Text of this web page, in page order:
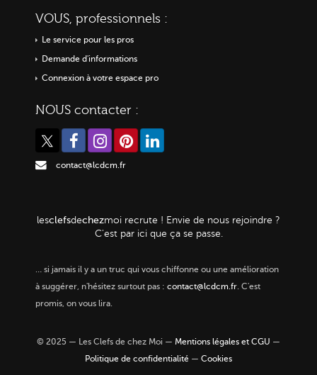
VOUS, professionnels :
Le service pour les pros
Demande d'informations
Connexion à votre espace pro
NOUS contacter :
contact@lcdcm.fr
lesclefsdechezmoi recrute ! Envie de nous rejoindre ?
C'est par ici que ça se passe.
… si jamais il y a un truc qui vous chiffonne ou une amélioration
à suggérer, n'hésitez surtout pas : contact@lcdcm.fr. C'est
promis, on vous lira.
© 2025 — Les Clefs de chez Moi — Mentions légales et CGU —
Politique de confidentialité — Cookies